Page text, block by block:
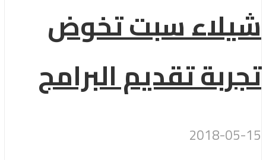
شيلاء سبت تخوض
تجربة تقديم البرامج
2018-05-15